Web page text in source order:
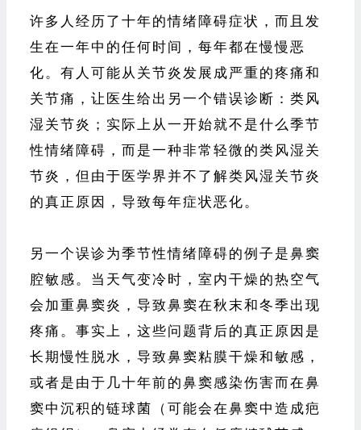
许多人经历了十年的情绪障碍症状，而且发
生在一年中的任何时间，每年都在慢慢恶
化。有人可能从关节炎发展成严重的疼痛和
关节痛，让医生给出另一个错误诊断：类风
湿关节炎；实际上从一开始就不是什么季节
性情绪障碍，而是一种非常轻微的类风湿关
节炎，但由于医学界并不了解类风湿关节炎
的真正原因，导致每年症状恶化。
另一个误诊为季节性情绪障碍的例子是鼻窦
腔敏感。当天气变冷时，室内干燥的热空气
会加重鼻窦炎，导致鼻窦在秋末和冬季出现
疼痛。事实上，这些问题背后的真正原因是
长期慢性脱水，导致鼻窦粘膜干燥和敏感，
或者是由于几十年前的鼻窦感染伤害而在鼻
窦中沉积的链球菌（可能会在鼻窦中造成疤